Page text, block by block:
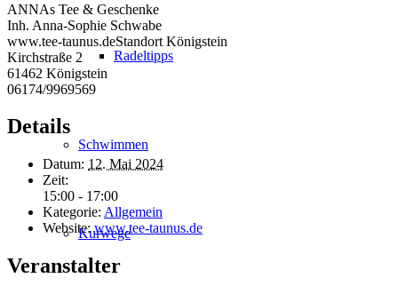
Radeltipps
Schwimmen
Kurwege
ANNAs Tee & Geschenke
Inh. Anna-Sophie Schwabe
www.tee-taunus.deStandort Königstein
Kirchstraße 2
61462 Königstein
06174/9969569
Details
Datum: 12. Mai 2024
Zeit:
15:00 - 17:00
Kategorie: Allgemein
Website: www.tee-taunus.de
Veranstalter